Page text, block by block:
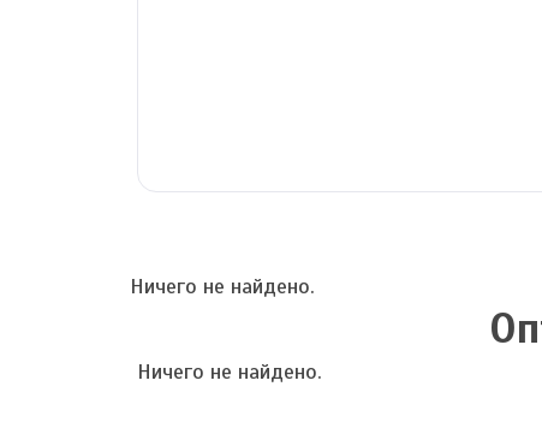
Ничего не найдено.
Ничего не найдено.